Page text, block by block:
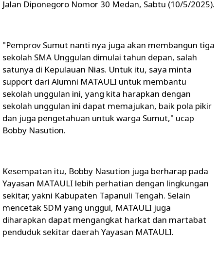
Jalan Diponegoro Nomor 30 Medan, Sabtu (10/5/2025).
"Pemprov Sumut nanti nya juga akan membangun tiga
sekolah SMA Unggulan dimulai tahun depan, salah
satunya di Kepulauan Nias. Untuk itu, saya minta
support dari Alumni MATAULI untuk membantu
sekolah unggulan ini, yang kita harapkan dengan
sekolah unggulan ini dapat memajukan, baik pola pikir
dan juga pengetahuan untuk warga Sumut," ucap
Bobby Nasution.
Kesempatan itu, Bobby Nasution juga berharap pada
Yayasan MATAULI lebih perhatian dengan lingkungan
sekitar, yakni Kabupaten Tapanuli Tengah. Selain
mencetak SDM yang unggul, MATAULI juga
diharapkan dapat mengangkat harkat dan martabat
penduduk sekitar daerah Yayasan MATAULI.